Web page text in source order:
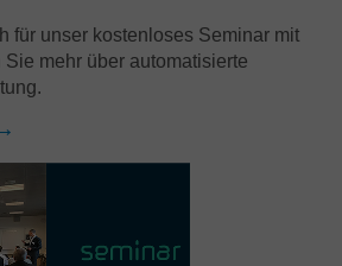
für unser kostenloses Seminar mit
Sie mehr über automatisierte